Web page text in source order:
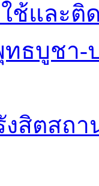
ใช้และ
ธบูชา-
สิตสถ